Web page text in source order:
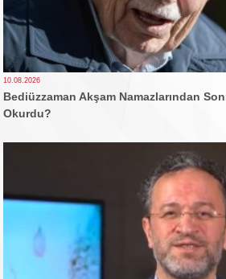
10.08.2026
Bediüzzaman Akşam Namazlarından
Okurdu?